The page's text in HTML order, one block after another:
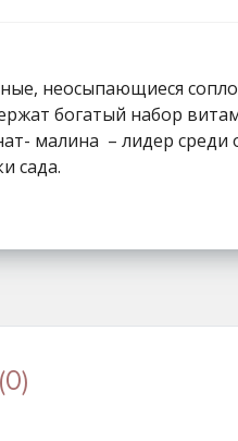
неосыпающиеся
богатый набор
малина – лидер среди
сада.